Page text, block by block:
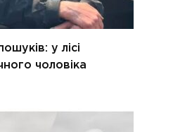
у лісі
чоловіка